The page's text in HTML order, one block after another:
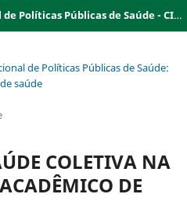
Congresso Internacional de Políticas Públicas de Saúde - CIPPS
de Políticas Públicas de Saúde:
saúde
COLETIVA NA
DE